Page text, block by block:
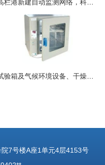
7号楼A座1单元4层4153号